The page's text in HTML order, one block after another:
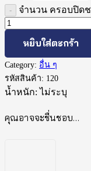
จำนวน ครอบปิด
หยิบใส่ตะกร้า
Category: อื่น ๆ
รหัสสินค้า: 120
น้ำหนัก:ไม่ระบุ
คุณอาจจะชื่นชอบ…